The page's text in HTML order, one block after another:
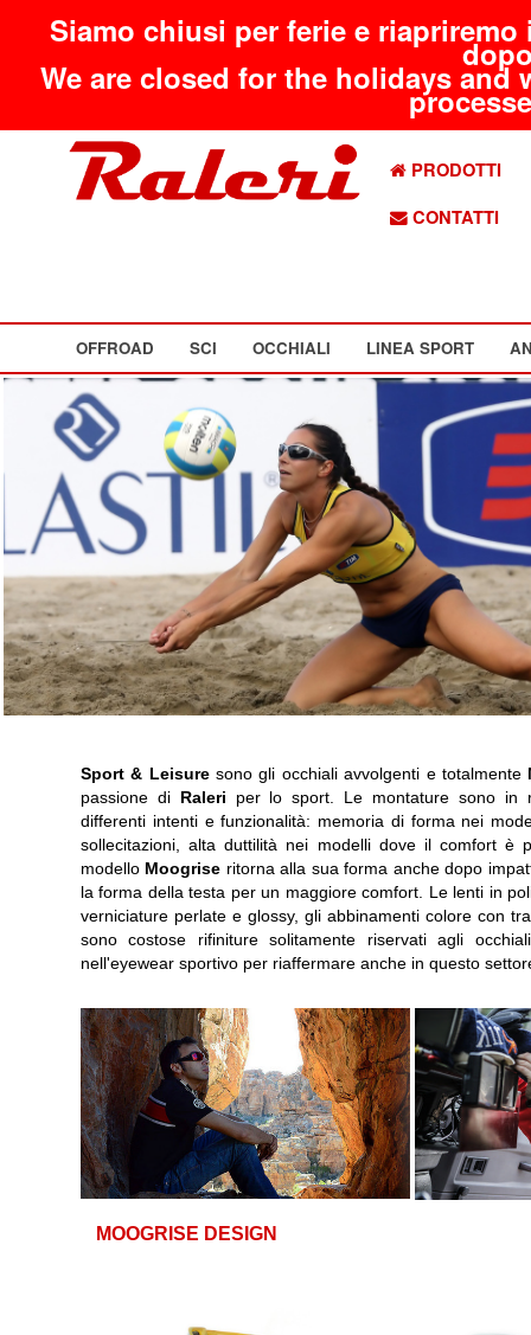
Siamo chiusi per ferie e
We are closed for the holidays
PRODOTTI
CONTATTI
OFFROAD SCI OCCHIALI LINEA SPORT
Sport & Leisuresono gli occhiali avvolgenti e totalmente
passione di Raleri per lo sport. Le montature sono in
differenti intenti e funzionalità: memoria di forma nei
sollecitazioni, alta duttilità nei modelli dove il comfort è
modello Moogrise ritorna alla sua forma anche dopo
la forma della testa per un maggiore comfort. Le lenti in
verniciature perlate e glossy, gli abbinamenti colore con
sono costose rifiniture solitamente riservati agli
nell'eyewear sportivo per riaffermare anche in questo
MOOGRISE DESIGN